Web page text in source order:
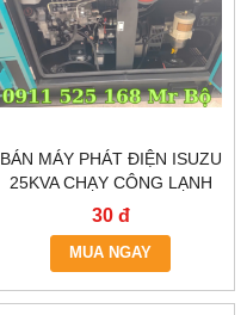
BÁN MÁY PHÁT ĐIỆN ISUZU
25KVA CHẠY CÔNG LẠNH
30 đ
MUA NGAY